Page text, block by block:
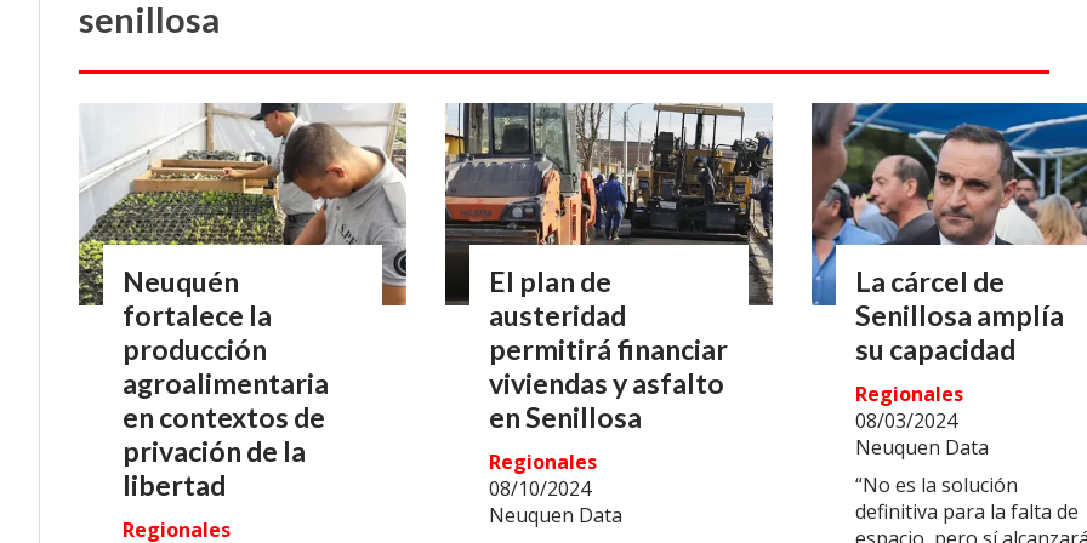
senillosa
Neuquén
fortalece la
producción
agroalimentaria
en contextos de
privación de la
libertad
Regionales
El plan de
austeridad
permitirá financiar
viviendas y asfalto
en Senillosa
Neuquen Data
Regionales
08/10/2024
La cárcel de
Senillosa amplía
su capacidad
Neuquen Data
Regionales
08/03/2024
“No es la solución
definitiva para la falta de